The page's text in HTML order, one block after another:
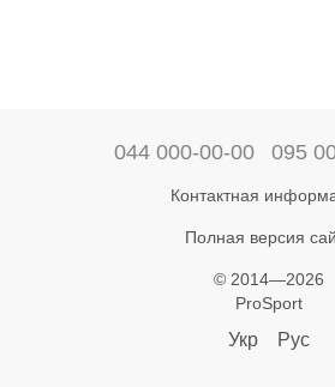
044 000-00-00 095
Контактная
Полная версия
© 2014—2026
ProSport
Укр Рус